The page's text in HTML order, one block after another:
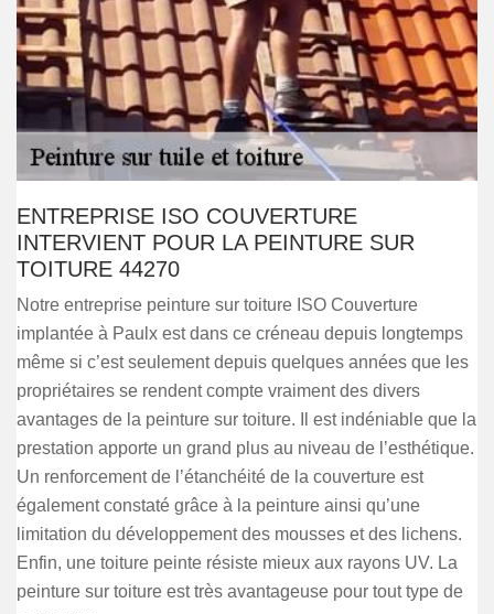
ENTREPRISE ISO COUVERTURE
INTERVIENT POUR LA PEINTURE SUR
TOITURE 44270
Notre entreprise peinture sur toiture ISO Couverture
implantée à Paulx est dans ce créneau depuis longtemps
même si c’est seulement depuis quelques années que les
propriétaires se rendent compte vraiment des divers
avantages de la peinture sur toiture. Il est indéniable que la
prestation apporte un grand plus au niveau de l’esthétique.
Un renforcement de l’étanchéité de la couverture est
également constaté grâce à la peinture ainsi qu’une
limitation du développement des mousses et des lichens.
Enfin, une toiture peinte résiste mieux aux rayons UV. La
peinture sur toiture est très avantageuse pour tout type de